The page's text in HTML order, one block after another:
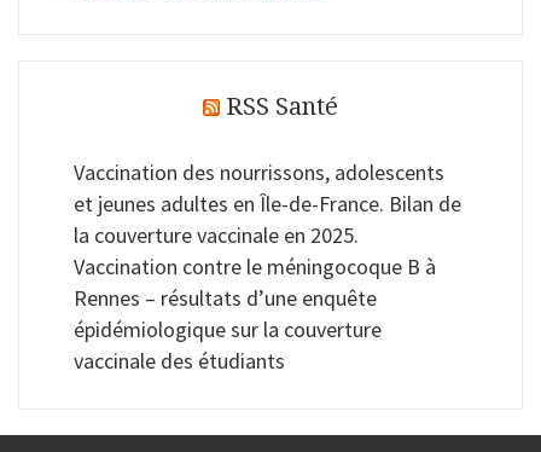
RSS Santé
Vaccination des nourrissons, adolescents
et jeunes adultes en Île-de-France. Bilan de
la couverture vaccinale en 2025.
Vaccination contre le méningocoque B à
Rennes – résultats d’une enquête
épidémiologique sur la couverture
vaccinale des étudiants